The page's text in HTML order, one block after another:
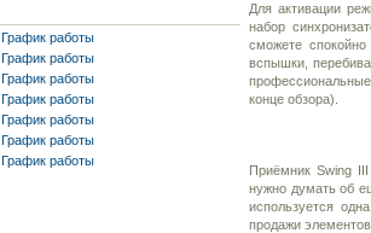
График работы
График работы
График работы
График работы
График работы
График работы
График работы
Для активации
набор
сможете
вспышки,
конце обзора).
Приёмник Swing
нужно думать об
используется
продажи